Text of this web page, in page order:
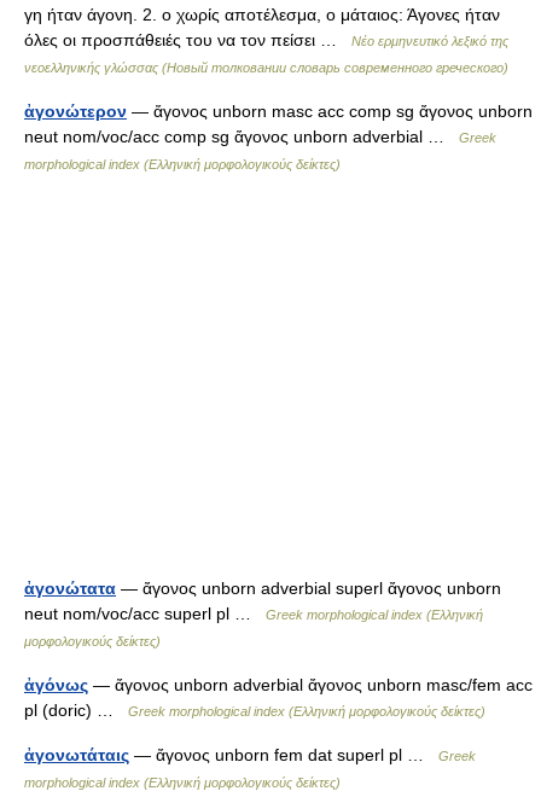
γη ήταν άγονη. 2. ο χωρίς αποτέλεσμα, ο μάταιος: Άγονες ήταν
όλες οι προσπάθειές του να τον πείσει …
Νέο ερμηνευτικό λεξικό της
νεοελληνικής γλώσσας (Новый толковании словарь современного греческого)
ἀγονώτερον — ἄγονος unborn masc acc comp sg ἄγονος unborn
neut nom/voc/acc comp sg ἄγονος unborn adverbial …
Greek
morphological index (Ελληνική μορφολογικούς δείκτες)
ἀγονώτατα — ἄγονος unborn adverbial superl ἄγονος unborn
neut nom/voc/acc superl pl …
Greek morphological index (Ελληνική
μορφολογικούς δείκτες)
ἀγόνως — ἄγονος unborn adverbial ἄγονος unborn masc/fem acc
pl (doric) …
Greek morphological index (Ελληνική μορφολογικούς δείκτες)
ἀγονωτάταις — ἄγονος unborn fem dat superl pl …
Greek
morphological index (Ελληνική μορφολογικούς δείκτες)